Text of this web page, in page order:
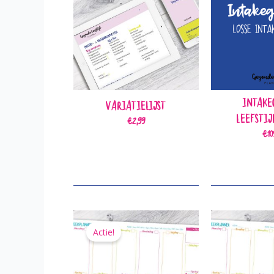
Variatielijst
€2,99
€
Actie!